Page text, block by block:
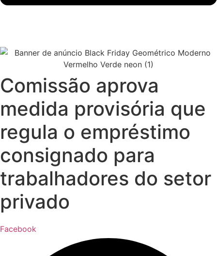
Comissão aprova
medida provisória que
regula o empréstimo
consignado para
trabalhadores do setor
privado
Facebook